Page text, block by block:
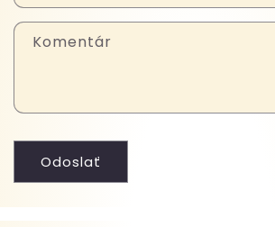
Komentár
Odoslať